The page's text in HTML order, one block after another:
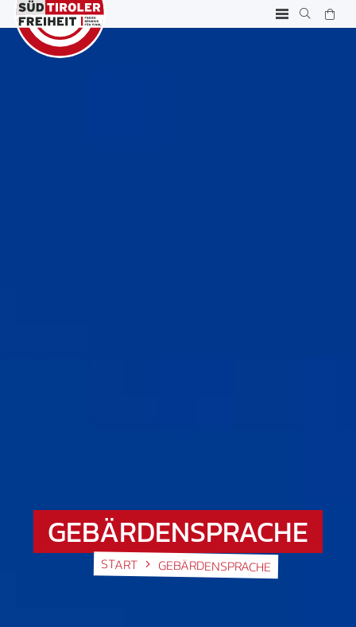
GEBÄRDENSPRACHE
START GEBÄRDENSPRACHE